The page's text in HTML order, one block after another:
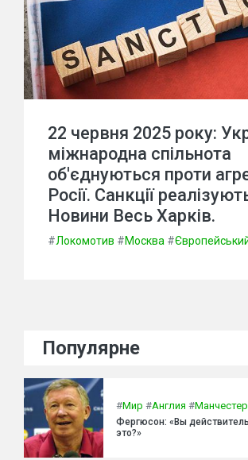
22 червня 2025 року:
міжнародна спільнота
об'єднуються проти
Росії. Санкції
Новини Весь Харків.
#Локомотив #Москва #
Популярне
#Мир #Англия #
Фергюсон: «Вы
это?»